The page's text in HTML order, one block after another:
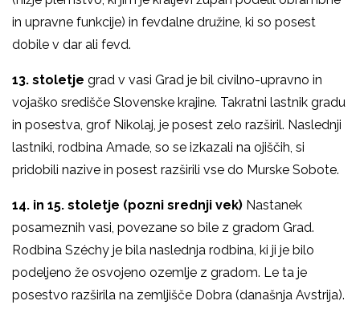
in upravne funkcije) in fevdalne družine, ki so posest
dobile v dar ali fevd.
13. stoletje grad v vasi Grad je bil civilno-upravno in
vojaško središče Slovenske krajine. Takratni lastnik gradu
in posestva, grof Nikolaj, je posest zelo razširil. Naslednji
lastniki, rodbina Amade, so se izkazali na ojiščih, si
pridobili nazive in posest razširili vse do Murske Sobote.
14. in 15. stoletje (pozni srednji vek) Nastanek
posameznih vasi, povezane so bile z gradom Grad.
Rodbina Széchy je bila naslednja rodbina, ki ji je bilo
podeljeno že osvojeno ozemlje z gradom. Le ta je
posestvo razširila na zemljišče Dobra (današnja Avstrija).